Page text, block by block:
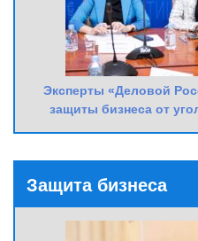
Эксперты «Деловой
защиты бизнеса от
Защита бизнеса